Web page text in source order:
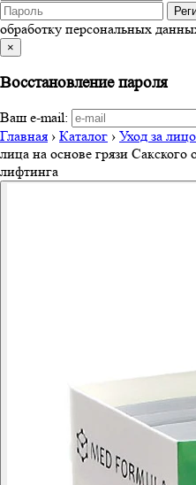
обработку персональных
×
Восстановление пароля
Ваш e-mail:
Главная › Каталог › Уход за
лица на основе грязи
лифтинга